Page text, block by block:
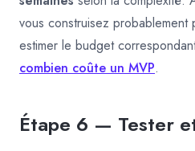
vous construisez
estimer le budget
combien coûte un MVP.
Étape 6 — Tester